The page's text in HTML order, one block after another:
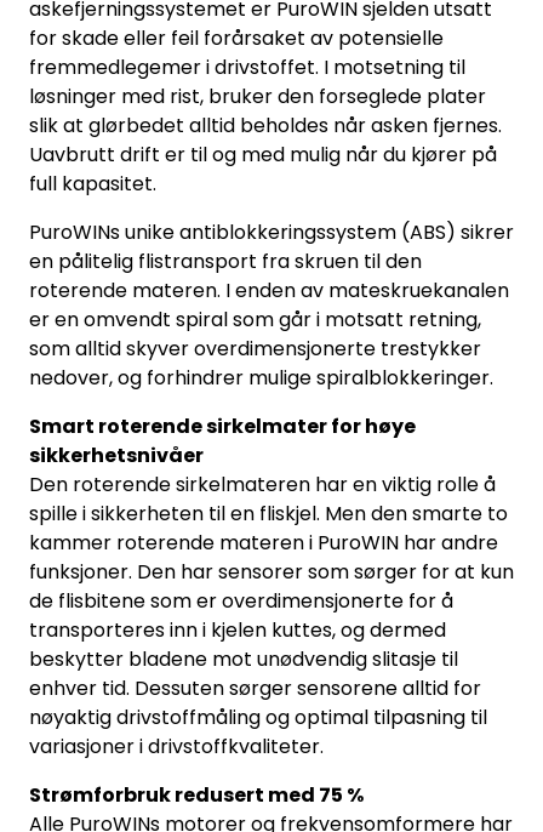
askefjerningssystemet er PuroWIN sjelden utsatt
for skade eller feil forårsaket av potensielle
fremmedlegemer i drivstoffet. I motsetning til
løsninger med rist, bruker den forseglede plater
slik at glørbedet alltid beholdes når asken fjernes.
Uavbrutt drift er til og med mulig når du kjører på
full kapasitet.
PuroWINs unike antiblokkeringssystem (ABS) sikrer
en pålitelig flistransport fra skruen til den
roterende materen. I enden av mateskruekanalen
er en omvendt spiral som går i motsatt retning,
som alltid skyver overdimensjonerte trestykker
nedover, og forhindrer mulige spiralblokkeringer.
Smart roterende sirkelmater for høye
sikkerhetsnivåer
Den roterende sirkelmateren har en viktig rolle å
spille i sikkerheten til en fliskjel. Men den smarte to
kammer roterende materen i PuroWIN har andre
funksjoner. Den har sensorer som sørger for at kun
de flisbitene som er overdimensjonerte for å
transporteres inn i kjelen kuttes, og dermed
beskytter bladene mot unødvendig slitasje til
enhver tid. Dessuten sørger sensorene alltid for
nøyaktig drivstoffmåling og optimal tilpasning til
variasjoner i drivstoffkvaliteter.
Strømforbruk redusert med 75 %
Alle PuroWINs motorer og frekvensomformere har